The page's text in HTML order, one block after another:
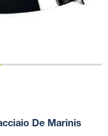
De Marinis